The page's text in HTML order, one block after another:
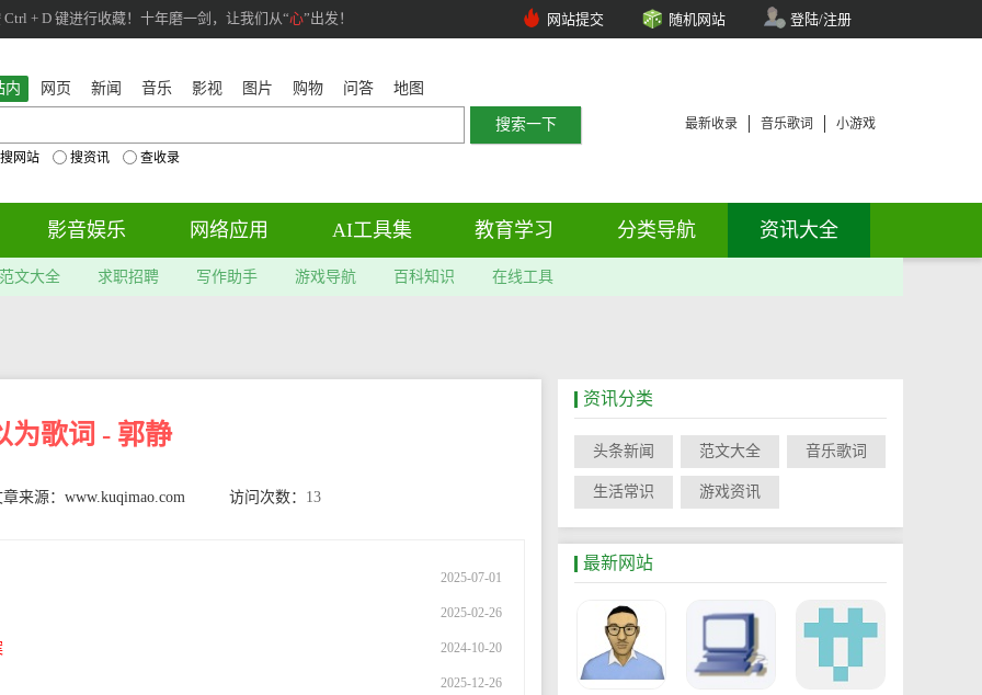
+ D 键进行收藏！十年磨一剑，让我们从“心”出发！ 网站提交 随机网站 登陆/注册
内 网页 新闻 音乐 影视 图片 购物 问答 地图
搜网站 搜资讯 查收录
最新收录 音乐歌词 小游戏
影音娱乐 网络应用 AI工具集 教育学习 分类导航 资讯大全
范文大全 求职招聘 写作助手 游戏导航 百科知识 在线工具
为歌词 - 郭静
来源： www.kuqimao.com 访问次数： 13
2025-07-01
2025-02-26
2024-10-20
2025-12-26
资讯分类
头条新闻 范文大全 音乐歌词
生活常识 游戏资讯
最新网站